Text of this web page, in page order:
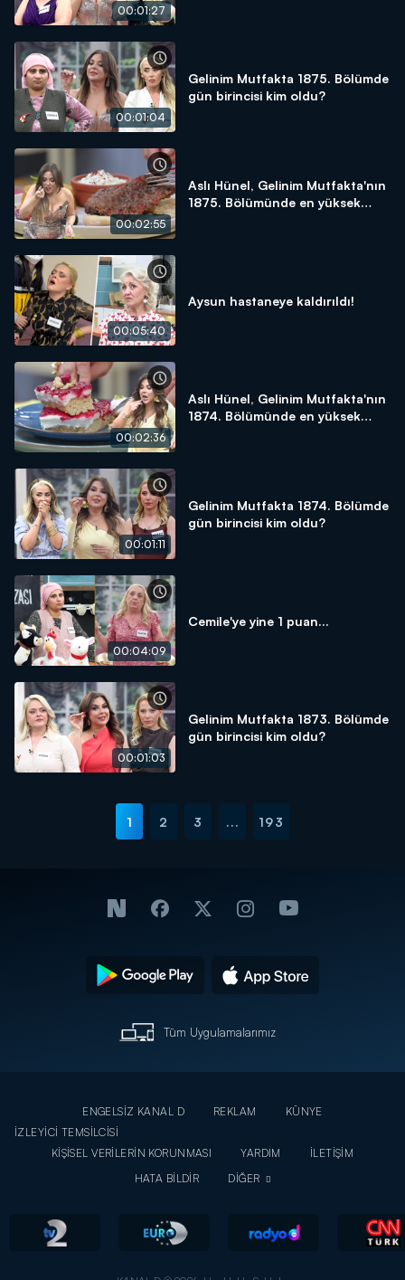
00:01:27
00:01:04
Gelinim Mutfakta 1875. Bölümde
gün birincisi kim oldu?
00:02:55
Aslı Hünel, Gelinim Mutfakta'nın
1875. Bölümünde en yüksek
00:05:40
Aysun hastaneye kaldırıldı!
00:02:36
Aslı Hünel, Gelinim Mutfakta'nın
1874. Bölümünde en yüksek
00:01:11
Gelinim Mutfakta 1874. Bölümde
gün birincisi kim oldu?
00:04:09
Cemile'ye yine 1 puan...
00:01:03
Gelinim Mutfakta 1873. Bölümde
gün birincisi kim oldu?
1 2 3 ... 193
Tüm Uygulamalarımız
ENGELSİZ KANAL D REKLAM
KÜNYE
İZLEYİCİ TEMSİLCİSİ
KİŞİSEL VERİLERİN KORUNMASI
YARDIM
İLETİŞİM
HATA BİLDİR
DİĞER